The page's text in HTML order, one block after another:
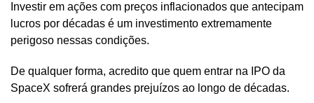
Investir em ações com preços inflacionados que antecipam
lucros por décadas é um investimento extremamente
perigoso nessas condições.
De qualquer forma, acredito que quem entrar na IPO da
SpaceX sofrerá grandes prejuízos ao longo de décadas.